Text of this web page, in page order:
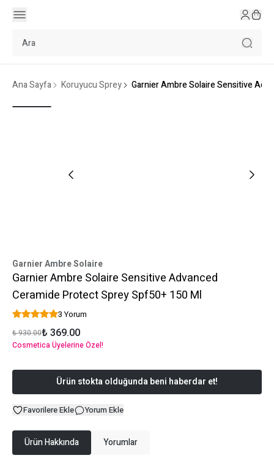
Ana Sayfa Koruyucu Sprey Garnier Ambre Solaire Sensitive
Garnier Ambre Solaire
Garnier Ambre Solaire Sensitive Advanced
Ceramide Protect Sprey Spf50+ 150 Ml
3 Yorum
₺ 930.00₺ 369.00
Cosmetica Üyelerine Özel!
Ürün stokta olduğunda beni haberdar et!
Favorilere Ekle Yorum Ekle
Ürün Hakkında Yorumlar